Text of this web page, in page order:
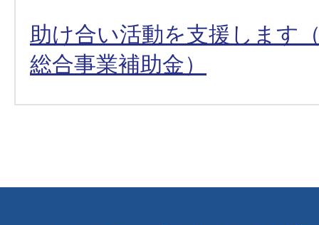
助け合い活動を支援します
総合事業補助金）